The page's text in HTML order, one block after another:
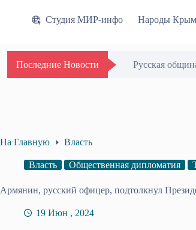
Студия МИР-инфо Народы
Последние Новости Русская
На Главную Власть
Власть Общественная дипломатия
Армянин, русский офицер, подтолкнул
19 Июн , 2024